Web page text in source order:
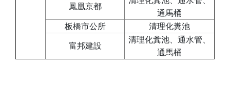
鳳凰京都
通馬桶
板橋市公所
清理化糞池
富邦建設
清理化糞池、通水管、
通馬桶